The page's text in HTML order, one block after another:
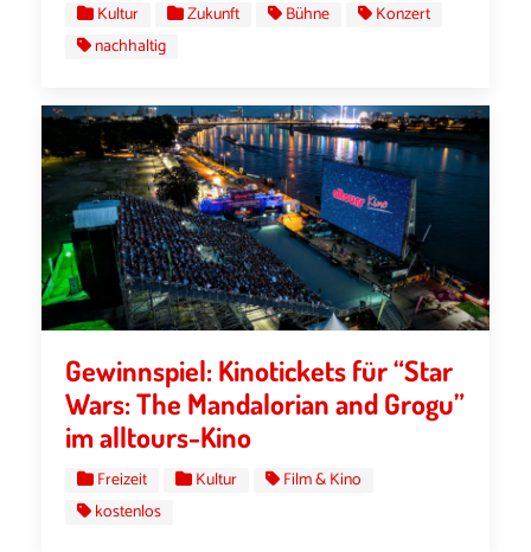
Kultur Zukunft Bühne
Konzert
nachhaltig
Gewinnspiel: Kinotickets für “Star
Wars: The Mandalorian and Grogu”
im alltours-Kino
Freizeit Kultur
Film & Kino
kostenlos